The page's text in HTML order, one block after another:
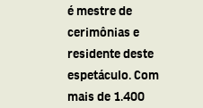
é mestre de
cerimônias e
residente deste
espetáculo. Com
mais de 1.400